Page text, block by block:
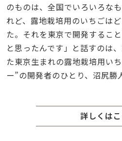
のものは、全国でいろいろな
れど、露地栽培用のいちごは
た。それを東京で開発するこ
と思ったんです」と話すのは
た東京生まれの露地栽培用い
ー”の開発者のひとり、沼尻勝
詳しくは